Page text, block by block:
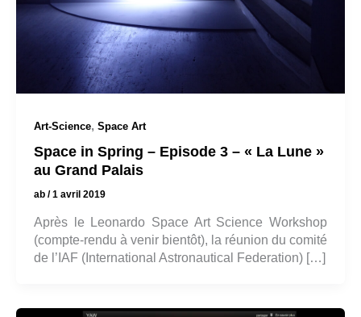
Art-Science, Space Art
Space in Spring – Episode 3 – « La Lune »
au Grand Palais
ab /1 avril 2019
Après le Leonardo Space Art Science Workshop
(compte-rendu à venir bientôt), la réunion du comité
de l’IAF (International Astronautical Federation) […]